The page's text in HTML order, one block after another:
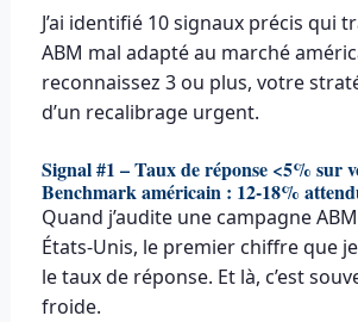
J’ai identifié 10 signaux précis qui
ABM mal adapté au marché
reconnaissez 3 ou plus, votre
d’un recalibrage urgent.
Signal #1 – Taux de réponse <5% sur
Benchmark américain : 12-18%
Quand j’audite une campagne
États-Unis, le premier chiffre que
le taux de réponse. Et là, c’est
froide.